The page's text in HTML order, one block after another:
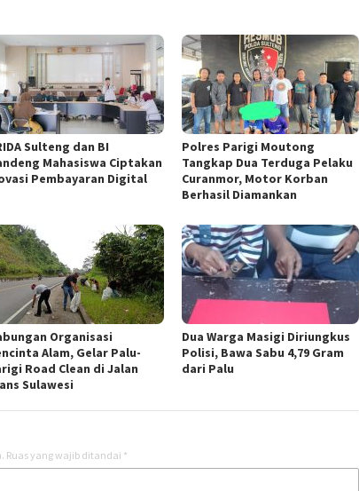
Sulteng dan BI
Mahasiswa Ciptakan
Pembayaran Digital
Polres Parigi Moutong
Tangkap Dua Terduga Pelaku
Curanmor, Motor Korban
Berhasil Diamankan
Organisasi
Alam, Gelar Palu-
Road Clean di Jalan
Sulawesi
Dua Warga Masigi Diriungkus
Polisi, Bawa Sabu 4,79 Gram
dari Palu
Ruas yang wajib ditandai *